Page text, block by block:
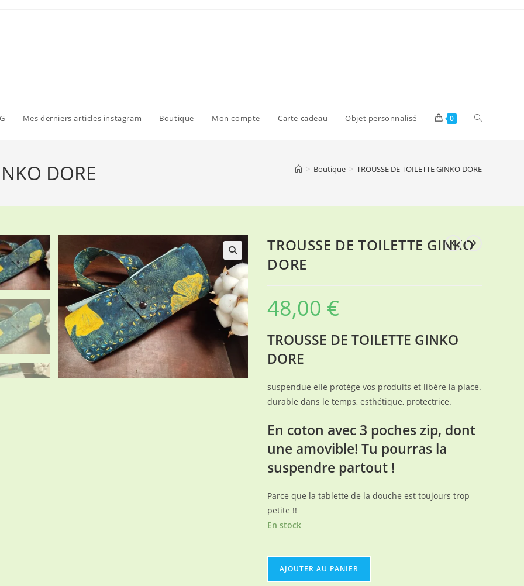
Mes derniers articles instagram Boutique Mon compte Carte cadeau Objet personnalisé 0 Toggle
search
DORE > Boutique > TROUSSE DE TOILETTE GINKO DORE
TROUSSE DE TOILETTE GINKO
DORE
48,00 €
TROUSSE DE TOILETTE GINKO
DORE
suspendue elle protège vos produits et libère la place.
durable dans le temps, esthétique, protectrice.
En coton avec 3 poches zip, dont
une amovible! Tu pourras la
suspendre partout !
Parce que la tablette de la douche est toujours trop
petite !!
En stock
AJOUTER AU PANIER